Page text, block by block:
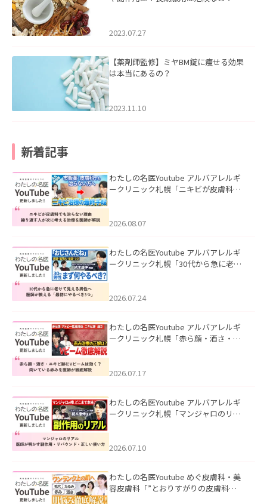
2023.07.27
【薬剤師監修】ミヤBM錠に痩せる効果
は本当にあるの？
2023.11.10
新着記事
わたしの名医Youtube アルバアレルギ
ークリニック札幌「ニキビが皮膚科で
ました。
2026.08.07
わたしの名医Youtube アルバアレルギ
ークリニック札幌「30代から急に老け
た。
2026.07.24
わたしの名医Youtube アルバアレルギ
ークリニック札幌「赤ら顔・酒さ・ニ
した。
2026.07.17
わたしの名医Youtube アルバアレルギ
ークリニック札幌「マンジャロのリア
た。
2026.07.10
わたしの名医Youtube めぐ皮膚科・美
容皮膚科「”とおりすがりの皮膚科